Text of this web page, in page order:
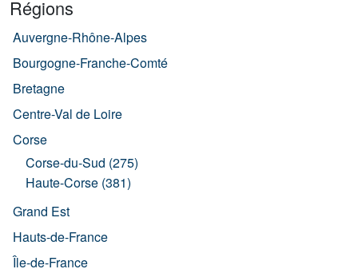
Régions
Auvergne-Rhône-Alpes
Bourgogne-Franche-Comté
Bretagne
Centre-Val de Loire
Corse
Corse-du-Sud (275)
Haute-Corse (381)
Grand Est
Hauts-de-France
Île-de-France